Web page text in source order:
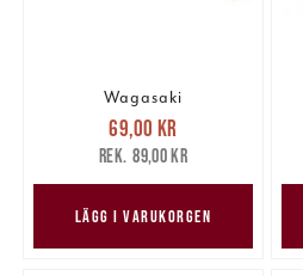
Wagasaki
Nuvarande pris
69,00 krTidigare pris
89,00 kr
69,00 kr
89,00 kr
LÄGG I VARUKORGEN